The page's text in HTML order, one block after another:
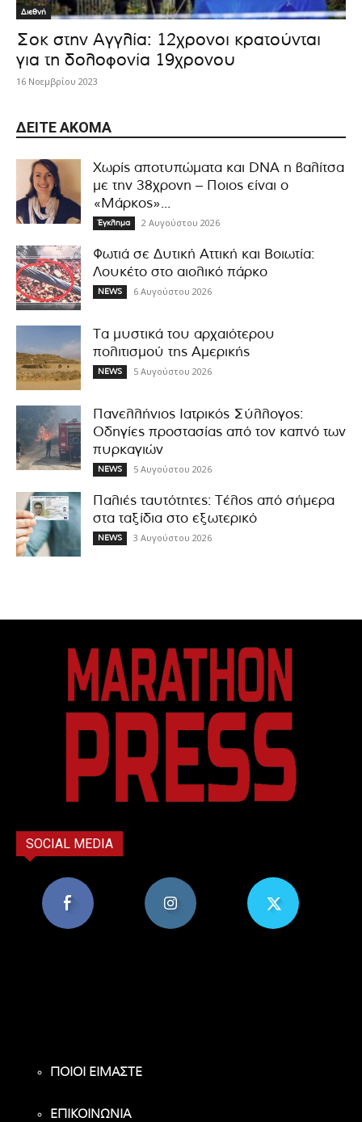
Διεθνή
Σοκ στην Αγγλία: 12χρονοι κρατούνται
για τη δολοφονία 19χρονου
16 Νοεμβρίου 2023
ΔΕΊΤΕ ΑΚΌΜΑ
Χωρίς αποτυπώματα και DNA η βαλίτσα
με την 38χρονη – Ποιος είναι ο
«Μάρκος»...
Έγκλημα 2 Αυγούστου 2026
Φωτιά σε Δυτική Αττική και Βοιωτία:
Λουκέτο στο αιολικό πάρκο
NEWS 6 Αυγούστου 2026
Τα μυστικά του αρχαιότερου
πολιτισμού της Αμερικής
NEWS 5 Αυγούστου 2026
Πανελλήνιος Ιατρικός Σύλλογος:
Οδηγίες προστασίας από τον καπνό των
πυρκαγιών
NEWS 5 Αυγούστου 2026
Παλιές ταυτότητες: Τέλος από σήμερα
στα ταξίδια στο εξωτερικό
NEWS 3 Αυγούστου 2026
SOCIAL MEDIA
ΠΟΙΟΙ ΕΙΜΑΣΤΕ
ΕΠΙΚΟΙΝΩΝΙΑ